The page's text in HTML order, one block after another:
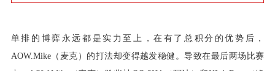
单排的博弈永远都是实力至上，在有了总积分的优势后，
AOW.Mike（麦克）的打法却变得越发稳健。导致在最后两场比赛